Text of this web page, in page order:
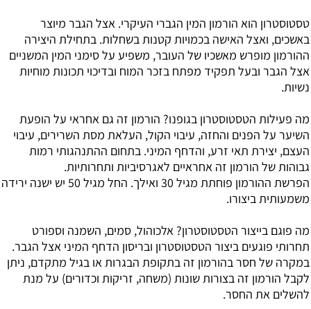
טסטוסטרון הוא הורמון המין הגברי העיקרי. אצל הגבר מיוצר
באשכים, ואצל האישה בכמויות קטנות בשחלות. בתחילת היצירה
ההורמון מופרש מאשכיו של העובר, משפיע על סימני המין המשניים
אצל הגבר ובעל תפקיד מפתח בזכר המוח ובדיכוי תכונות מוחיות
נשיות.
מה פעילות הטסטוסטרון בגופנו? הורמון זה גם אחראי על הופעת
השיער על הפנים והחזה, עיבוי הקול, העלאת מסת השרירים, עיבוי
העצם, יצירת תאי זרע, והדחף המיני. בתחום ההתנהגותי רמות
גבוהות של הורמון זה אחראיים לאגרסיביות ותחרותיות.
הפרשת ההורמון פוחתת מגיל 30 ואילך. החל מגיל 50 יש ישנה ירידה
משמעותית ביצורו.
מה פוגם בייצור הטסטוסטרון? אלכוהול, סמים, השמנה וספורט
תחרותי פוגעים ביצור הטסטוסטרון ובריסון הדחף המיני אצל הגבר.
במקרה של חסר בהורמון זה בתקופת הבגרות או בגיל מתקדם, ניתן
לקבל הורמון זה בצורות שונות (משחה, זריקות וכדורים) על מנת
להשלים את החסר.